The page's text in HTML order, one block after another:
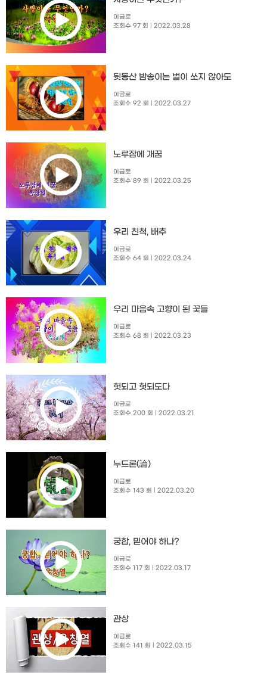
이금로
조회수 97 회
| 2022.03.28
뒷동산 밤송이는 벌이 쏘지 않아도
이금로
조회수 92 회
| 2022.03.27
노루잠에 개꿈
이금로
조회수 89 회
| 2022.03.25
우리 친척, 배추
이금로
조회수 64 회
| 2022.03.24
우리 마음속 고향이 된 꽃들
이금로
조회수 68 회
| 2022.03.23
헛되고 헛되도다
이금로
조회수 200 회
| 2022.03.21
누드론(論)
이금로
조회수 143 회
| 2022.03.20
궁합, 믿어야 하나?
이금로
조회수 117 회
| 2022.03.17
관상
이금로
조회수 141 회
| 2022.03.15